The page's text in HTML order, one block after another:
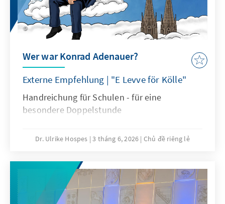
Wer war Konrad Adenauer?
Externe Empfehlung | "E Levve för Kölle"
Handreichung für Schulen - für eine
besondere Doppelstunde
Dr. Ulrike Hospes 3 tháng 6, 2026 Chủ đề riêng lẻ